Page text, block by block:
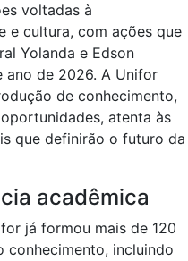
voltadas à
e cultura, com ações que
Yolanda e Edson
ano de 2026. A Unifor
de conhecimento,
atenta às
que definirão o futuro da
acadêmica
já formou mais de 120
conhecimento, incluindo